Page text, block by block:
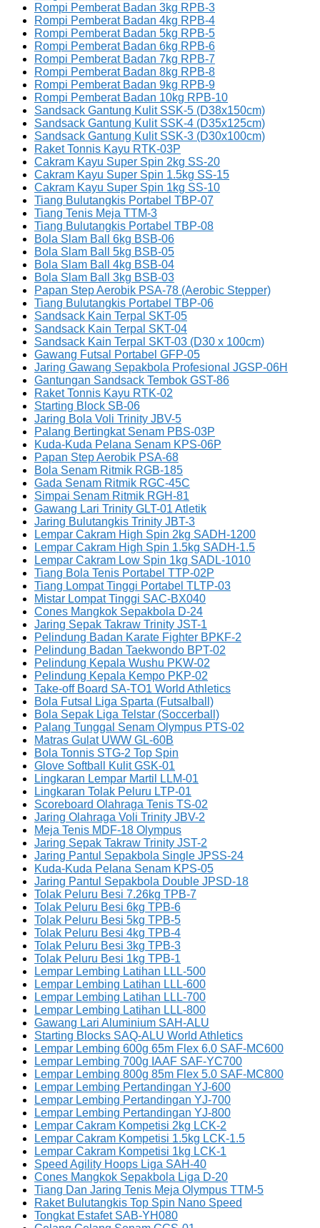
Rompi Pemberat Badan 3kg RPB-3
Rompi Pemberat Badan 4kg RPB-4
Rompi Pemberat Badan 5kg RPB-5
Rompi Pemberat Badan 6kg RPB-6
Rompi Pemberat Badan 7kg RPB-7
Rompi Pemberat Badan 8kg RPB-8
Rompi Pemberat Badan 9kg RPB-9
Rompi Pemberat Badan 10kg RPB-10
Sandsack Gantung Kulit SSK-5 (D38x150cm)
Sandsack Gantung Kulit SSK-4 (D35x125cm)
Sandsack Gantung Kulit SSK-3 (D30x100cm)
Raket Tonnis Kayu RTK-03P
Cakram Kayu Super Spin 2kg SS-20
Cakram Kayu Super Spin 1.5kg SS-15
Cakram Kayu Super Spin 1kg SS-10
Tiang Bulutangkis Portabel TBP-07
Tiang Tenis Meja TTM-3
Tiang Bulutangkis Portabel TBP-08
Bola Slam Ball 6kg BSB-06
Bola Slam Ball 5kg BSB-05
Bola Slam Ball 4kg BSB-04
Bola Slam Ball 3kg BSB-03
Papan Step Aerobik PSA-78 (Aerobic Stepper)
Tiang Bulutangkis Portabel TBP-06
Sandsack Kain Terpal SKT-05
Sandsack Kain Terpal SKT-04
Sandsack Kain Terpal SKT-03 (D30 x 100cm)
Gawang Futsal Portabel GFP-05
Jaring Gawang Sepakbola Profesional JGSP-06H
Gantungan Sandsack Tembok GST-86
Raket Tonnis Kayu RTK-02
Starting Block SB-06
Jaring Bola Voli Trinity JBV-5
Palang Bertingkat Senam PBS-03P
Kuda-Kuda Pelana Senam KPS-06P
Papan Step Aerobik PSA-68
Bola Senam Ritmik RGB-185
Gada Senam Ritmik RGC-45C
Simpai Senam Ritmik RGH-81
Gawang Lari Trinity GLT-01 Atletik
Jaring Bulutangkis Trinity JBT-3
Lempar Cakram High Spin 2kg SADH-1200
Lempar Cakram High Spin 1.5kg SADH-1.5
Lempar Cakram Low Spin 1kg SADL-1010
Tiang Bola Tenis Portabel TTP-02P
Tiang Lompat Tinggi Portabel TLTP-03
Mistar Lompat Tinggi SAC-BX040
Cones Mangkok Sepakbola D-24
Jaring Sepak Takraw Trinity JST-1
Pelindung Badan Karate Fighter BPKF-2
Pelindung Badan Taekwondo BPT-02
Pelindung Kepala Wushu PKW-02
Pelindung Kepala Kempo PKP-02
Take-off Board SA-TO1 World Athletics
Bola Futsal Liga Sparta (Futsalball)
Bola Sepak Liga Telstar (Soccerball)
Palang Tunggal Senam Olympus PTS-02
Matras Gulat UWW GL-60B
Bola Tonnis STG-2 Top Spin
Glove Softball Kulit GSK-01
Lingkaran Lempar Martil LLM-01
Lingkaran Tolak Peluru LTP-01
Scoreboard Olahraga Tenis TS-02
Jaring Olahraga Voli Trinity JBV-2
Meja Tenis MDF-18 Olympus
Jaring Sepak Takraw Trinity JST-2
Jaring Pantul Sepakbola Single JPSS-24
Kuda-Kuda Pelana Senam KPS-05
Jaring Pantul Sepakbola Double JPSD-18
Tolak Peluru Besi 7.26kg TPB-7
Tolak Peluru Besi 6kg TPB-6
Tolak Peluru Besi 5kg TPB-5
Tolak Peluru Besi 4kg TPB-4
Tolak Peluru Besi 3kg TPB-3
Tolak Peluru Besi 1kg TPB-1
Lempar Lembing Latihan LLL-500
Lempar Lembing Latihan LLL-600
Lempar Lembing Latihan LLL-700
Lempar Lembing Latihan LLL-800
Gawang Lari Aluminium SAH-ALU
Starting Blocks SAQ-ALU World Athletics
Lempar Lembing 600g 65m Flex 6.0 SAF-MC600
Lempar Lembing 700g IAAF SAF-YC700
Lempar Lembing 800g 85m Flex 5.0 SAF-MC800
Lempar Lembing Pertandingan YJ-600
Lempar Lembing Pertandingan YJ-700
Lempar Lembing Pertandingan YJ-800
Lempar Cakram Kompetisi 2kg LCK-2
Lempar Cakram Kompetisi 1.5kg LCK-1.5
Lempar Cakram Kompetisi 1kg LCK-1
Speed Agility Hoops Liga SAH-40
Cones Mangkok Sepakbola Liga D-20
Tiang Dan Jaring Tenis Meja Olympus TTM-5
Raket Bulutangkis Top Spin Nano Speed
Tongkat Estafet SAB-YH080